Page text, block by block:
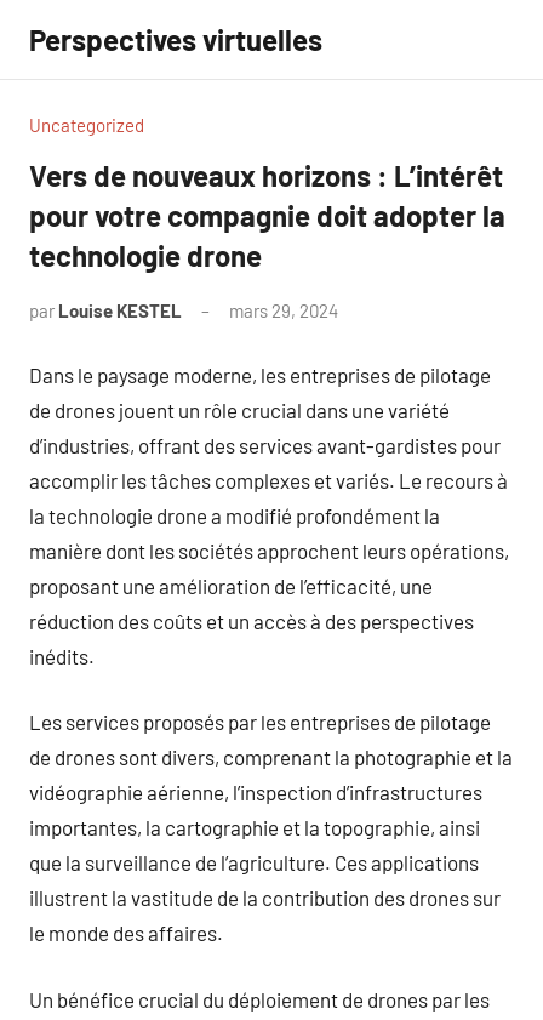
contenu
Perspectives virtuelles
Uncategorized
Vers de nouveaux horizons : L’intérêt
pour votre compagnie doit adopter la
technologie drone
par Louise KESTEL mars 29, 2024
Dans le paysage moderne, les entreprises de pilotage
de drones jouent un rôle crucial dans une variété
d’industries, offrant des services avant-gardistes pour
accomplir les tâches complexes et variés. Le recours à
la technologie drone a modifié profondément la
manière dont les sociétés approchent leurs opérations,
proposant une amélioration de l’efficacité, une
réduction des coûts et un accès à des perspectives
inédits.
Les services proposés par les entreprises de pilotage
de drones sont divers, comprenant la photographie et la
vidéographie aérienne, l’inspection d’infrastructures
importantes, la cartographie et la topographie, ainsi
que la surveillance de l’agriculture. Ces applications
illustrent la vastitude de la contribution des drones sur
le monde des affaires.
Un bénéfice crucial du déploiement de drones par les